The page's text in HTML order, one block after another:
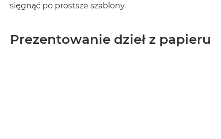
sięgnąć po prostsze szablony.
Prezentowanie dzieł z papieru